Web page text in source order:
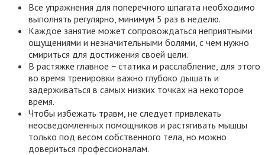
Все упражнения для поперечного шпагата необходимо
выполнять регулярно, минимум 5 раз в неделю.
Каждое занятие может сопровождаться неприятными
ощущениями и незначительными болями, с чем нужно
смириться для достижения своей цели.
В растяжке главное − статика и расслабление, для этого
во время тренировки важно глубоко дышать и
задерживаться в самых низких точках на некоторое
время.
Чтобы избежать травм, не следует привлекать
неосведомленных помощников и растягивать мышцы
только под весом собственного тела, но можно
довериться профессионалам.